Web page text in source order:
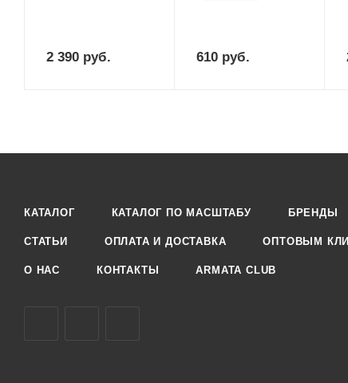
2 390 руб. 610руб.
КАТАЛОГ КАТАЛОГ ПО МАСШТАБУ БРЕНДЫ
СТАТЬИ ОПЛАТА И ДОСТАВКА ОПТОВЫМ
О НАС КОНТАКТЫ ARMATA CLUB